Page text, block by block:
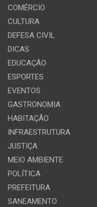
COMÉRCIO
CULTURA
DEFESA CIVIL
DICAS
EDUCAÇÃO
ESPORTES
EVENTOS
GASTRONOMIA
HABITAÇÃO
INFRAESTRUTURA
JUSTIÇA
MEIO AMBIENTE
POLÍTICA
PREFEITURA
SANEAMENTO